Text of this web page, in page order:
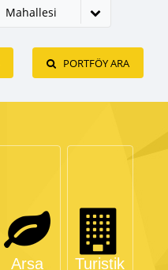
Mahallesi
PORTFÖY ARA
Arsa
Turistik